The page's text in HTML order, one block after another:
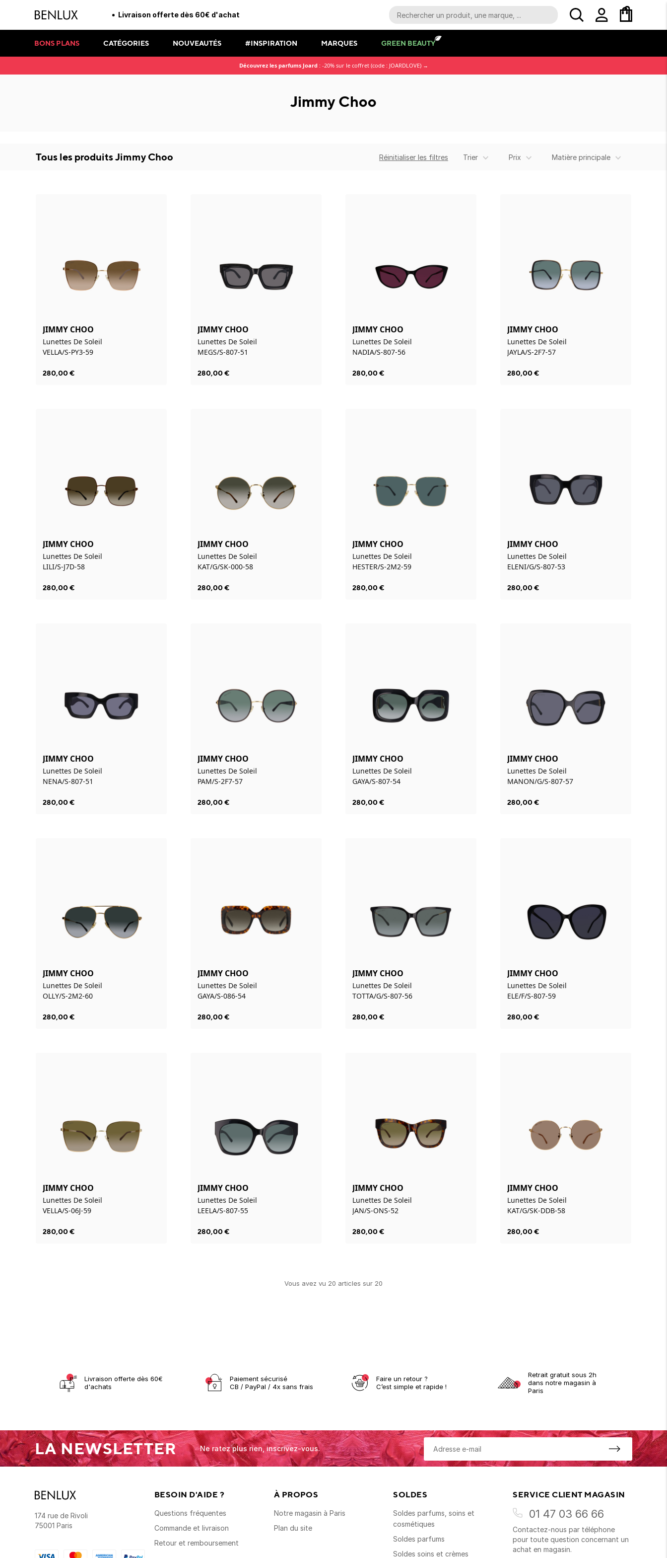
Livraison offerte dès 60€ d'achat
BONS PLANS CATÉGORIES NOUVEAUTÉS #INSPIRATION MARQUES GREEN BEAUTY
Découvrez les parfums Joard : -20% sur le coffret (code : JOARDLOVE) →
Jimmy Choo
Tous les produitsJimmy Choo Réinitialiser les filtres Trier Prix Matière principale
JIMMY CHOO
Lunettes De Soleil
VELLA/S-PY3-59
280,00€
JIMMY CHOO
Lunettes De Soleil
MEGS/S-807-51
280,00€
JIMMY CHOO
Lunettes De Soleil
NADIA/S-807-56
280,00€
JIMMY CHOO
Lunettes De Soleil
JAYLA/S-2F7-57
280,00€
JIMMY CHOO
Lunettes De Soleil
LILI/S-J7D-58
280,00€
JIMMY CHOO
Lunettes De Soleil
KAT/G/SK-000-58
280,00€
JIMMY CHOO
Lunettes De Soleil
HESTER/S-2M2-59
280,00€
JIMMY CHOO
Lunettes De Soleil
ELENI/G/S-807-53
280,00€
JIMMY CHOO
Lunettes De Soleil
NENA/S-807-51
280,00€
JIMMY CHOO
Lunettes De Soleil
PAM/S-2F7-57
280,00€
JIMMY CHOO
Lunettes De Soleil
GAYA/S-807-54
280,00€
JIMMY CHOO
Lunettes De Soleil
MANON/G/S-807-57
280,00€
JIMMY CHOO
Lunettes De Soleil
OLLY/S-2M2-60
280,00€
JIMMY CHOO
Lunettes De Soleil
GAYA/S-086-54
280,00€
JIMMY CHOO
Lunettes De Soleil
TOTTA/G/S-807-56
280,00€
JIMMY CHOO
Lunettes De Soleil
ELE/F/S-807-59
280,00€
JIMMY CHOO
Lunettes De Soleil
VELLA/S-06J-59
280,00€
JIMMY CHOO
Lunettes De Soleil
LEELA/S-807-55
280,00€
JIMMY CHOO
Lunettes De Soleil
JAN/S-ONS-52
280,00€
JIMMY CHOO
Lunettes De Soleil
KAT/G/SK-DDB-58
280,00€
Vous avez vu 20 articles sur 20
Livraison offerte dès 60€
d'achats
Paiement sécurisé
CB / PayPal / 4x sans frais
Faire un retour ?
C’est simple et rapide !
Retrait gratuit sous 2h
dans notre magasin à
Paris
LA NEWSLETTER Ne ratez plus rien, inscrivez-vous.
174 rue de Rivoli
75001 Paris
BESOIN D'AIDE ?
Questions fréquentes
Commande et livraison
Retour et remboursement
À PROPOS
Notre magasin à Paris
Plan du site
SOLDES
Soldes parfums, soins et
cosmétiques
Soldes parfums
Soldes soins et crèmes
SERVICE CLIENT MAGASIN
01 47 03 66 66
Contactez-nous par téléphone
pour toute question concernant un
achat en magasin.